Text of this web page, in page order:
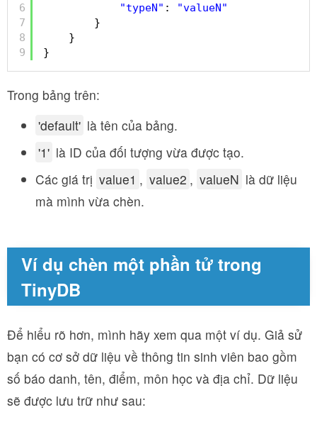
6
7
8
9
"typeN" :
"valueN"
}
}
}
Trong bảng trên:
'default' là tên của bảng.
'1' là ID của đối tượng vừa được tạo.
Các giá trị value1 , value2 , valueN là dữ liệu
mà mình vừa chèn.
Ví dụ chèn một phần tử trong
TinyDB
Để hiểu rõ hơn, mình hãy xem qua một ví dụ. Giả sử
bạn có cơ sở dữ liệu về thông tin sinh viên bao gồm
số báo danh, tên, điểm, môn học và địa chỉ. Dữ liệu
sẽ được lưu trữ như sau: